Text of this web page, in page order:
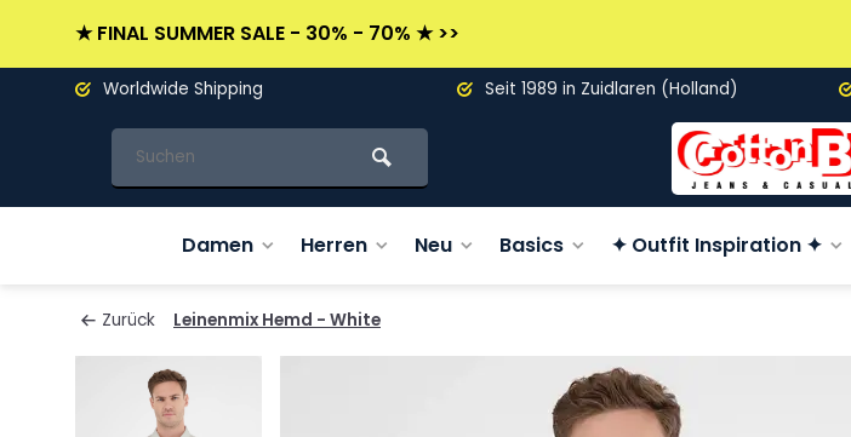
★ FINAL SUMMER SALE - 30% - 70% ★ >>
Worldwide Shipping Seit 1989 in Zuidlaren (Holland)
Damen Herren Neu Basics ✦ Outfit Inspiration ✦
Zurück Leinenmix Hemd - White